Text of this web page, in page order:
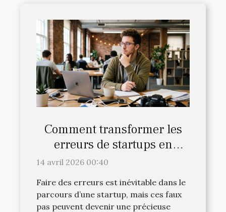
Comment transformer les
erreurs de startups en
opportunités de croissance ?
14 avril 2026 00:40
Faire des erreurs est inévitable dans le
parcours d’une startup, mais ces faux
pas peuvent devenir une précieuse